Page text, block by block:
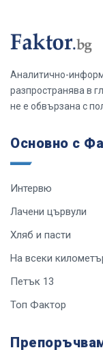
Аналитично-
разпространява в
не е обвързана с
Основно с
Интервю
Лачени цървули
Хляб и пасти
На всеки
Петък 13
Топ Фактор